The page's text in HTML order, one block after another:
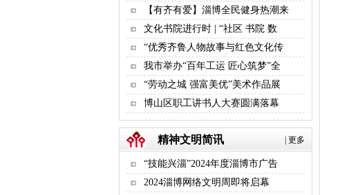
【有齐有爱】淄博全民健身热潮来
文化书院进行时 | “社区 书院 数
“优秀齐鲁人物故事与红色文化传
我市举办“百年工运 匠心筑梦”全
“劳动之城 强富美优”美术作品展
博山区职工讲书人大赛圆满落幕
更多
精神文明简讯
“技能兴淄”2024年度淄博市广告
2024淄博网络文明周即将启幕